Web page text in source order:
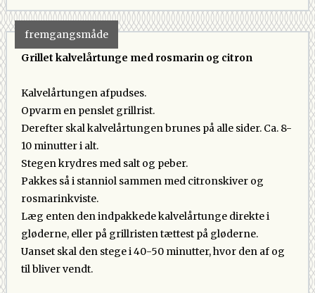
fremgangsmåde
Grillet kalvelårtunge med rosmarin og citron
Kalvelårtungen afpudses.
Opvarm en penslet grillrist.
Derefter skal kalvelårtungen brunes på alle sider. Ca. 8-
10 minutter i alt.
Stegen krydres med salt og peber.
Pakkes så i stanniol sammen med citronskiver og
rosmarinkviste.
Læg enten den indpakkede kalvelårtunge direkte i
gløderne, eller på grillristen tættest på gløderne.
Uanset skal den stege i 40-50 minutter, hvor den af og
til bliver vendt.